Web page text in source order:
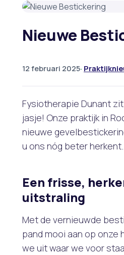
Nieuwe
12 februari 2025·
Fysiotherapie Dunant
jasje! Onze praktijk in
nieuwe
u ons nóg beter herkent.
Een frisse,
uitstraling
Met de vernieuwde
pand mooi aan op onze
we uit waar we voor